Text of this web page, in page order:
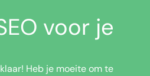
voor je
Heb je moeite om te